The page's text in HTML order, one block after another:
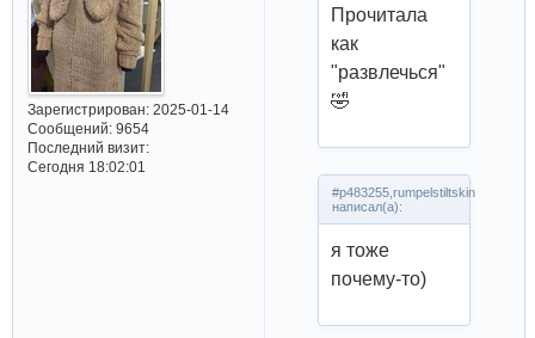
Зарегистрирован: 2025-01-14
Сообщений:9654
Последний визит:
Сегодня 18:02:01
Прочитала
как
"развлечься"
🤣
#p483255,rumpelstiltskin
написал(а):
я тоже
почему-то)